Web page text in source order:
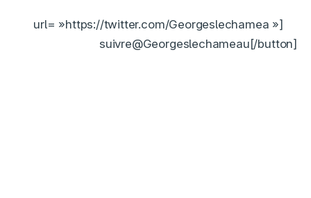
url= »https://twitter.com/Georgeslechamea »]
suivre@Georgeslechameau[/button]